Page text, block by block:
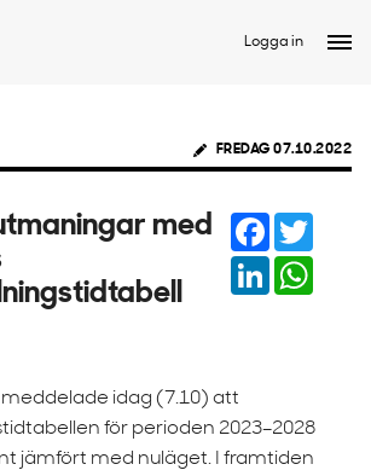
Logga in
FREDAG 07.10.2022
med
Facebook
LinkedIn
idag (7.10) att
för perioden 2023–2028
jämfört med nuläget. I framtiden